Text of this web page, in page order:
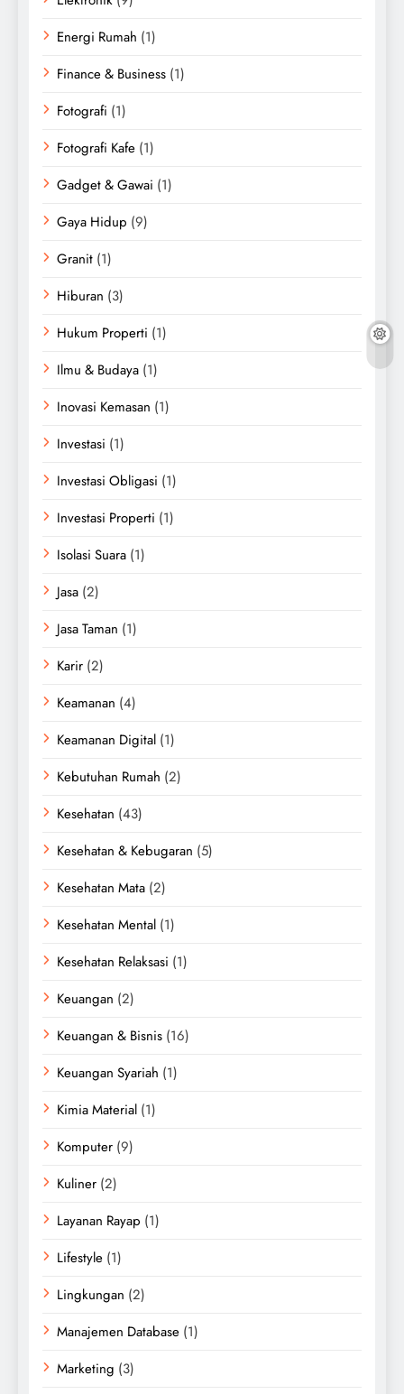
Energi Rumah (1)
Finance & Business (1)
Fotografi (1)
Fotografi Kafe (1)
Gadget & Gawai (1)
Gaya Hidup (9)
Granit (1)
Hiburan (3)
Hukum Properti (1)
Ilmu & Budaya (1)
Inovasi Kemasan (1)
Investasi (1)
Investasi Obligasi (1)
Investasi Properti (1)
Isolasi Suara (1)
Jasa (2)
Jasa Taman (1)
Karir (2)
Keamanan (4)
Keamanan Digital (1)
Kebutuhan Rumah (2)
Kesehatan (43)
Kesehatan & Kebugaran (5)
Kesehatan Mata (2)
Kesehatan Mental (1)
Kesehatan Relaksasi (1)
Keuangan (2)
Keuangan & Bisnis (16)
Keuangan Syariah (1)
Kimia Material (1)
Komputer (9)
Kuliner (2)
Layanan Rayap (1)
Lifestyle (1)
Lingkungan (2)
Manajemen Database (1)
Marketing (3)